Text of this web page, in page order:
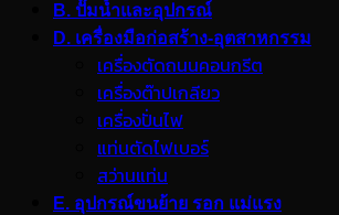
B. ปั๊มน้ำและอุปกรณ์
D. เครื่องมือก่อสร้าง-อุตสาหกรรม
เครื่องตัดถนนคอนกรีต
เครื่องต๊าปเกลียว
เครื่องปั่นไฟ
แท่นตัดไฟเบอร์
สว่านแท่น
E. อุปกรณ์ขนย้าย รอก แม่แรง